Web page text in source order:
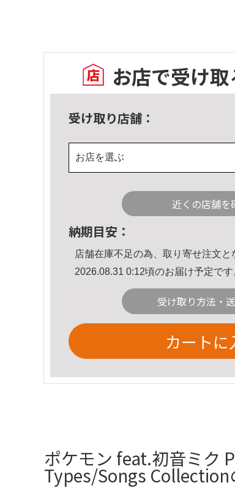
お店で受け取
受け取り店舗：
お店を選ぶ
近くの店舗を
納期目安：
店舗在庫不足の為、取り寄せ注文と
2026.08.31 0:12頃のお届け予定です
受け取り方法・
カートに
ポケモン feat.初音ミク
Types/Songs Collection